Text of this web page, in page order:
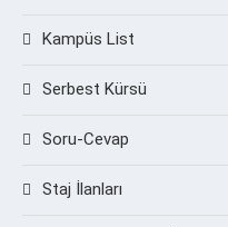
Kampüs List
Serbest Kürsü
Soru-Cevap
Staj İlanları